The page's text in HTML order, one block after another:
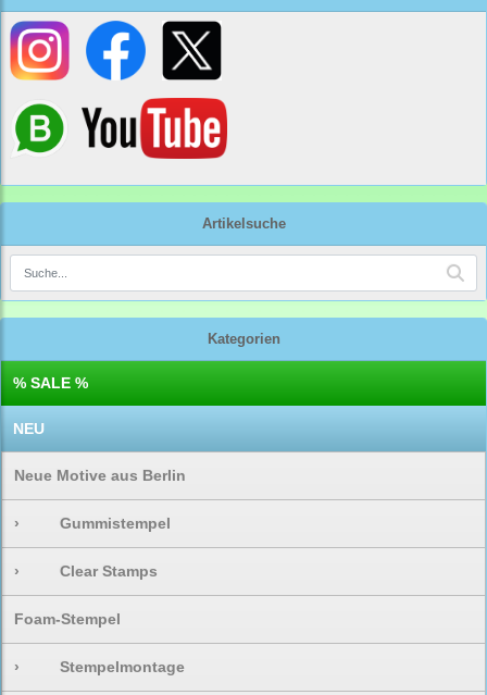
Artikelsuche
Kategorien
% SALE %
NEU
Neue Motive aus Berlin
› Gummistempel
› Clear Stamps
Foam-Stempel
› Stempelmontage